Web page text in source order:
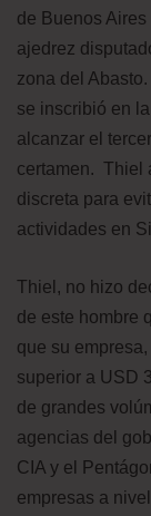
de Buenos
ajedrez
zona del
se inscribió en
alcanzar el
certamen. Thiel
discreta para
actividades en
Thiel, no hizo
de este hombre
que su
superior a USD
de grandes
agencias del
CIA y el
empresas a